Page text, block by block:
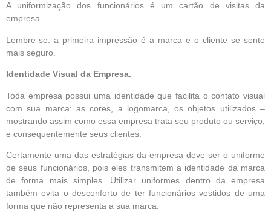
A uniformização dos funcionários é um cartão de visitas da
empresa.
Lembre-se: a primeira impressão é a marca e o cliente se sente
mais seguro.
Identidade Visual da Empresa.
Toda empresa possui uma identidade que facilita o contato visual
com sua marca: as cores, a logomarca, os objetos utilizados –
mostrando assim como essa empresa trata seu produto ou serviço,
e consequentemente seus clientes.
Certamente uma das estratégias da empresa deve ser o uniforme
de seus funcionários, pois eles transmitem a identidade da marca
de forma mais simples. Utilizar uniformes dentro da empresa
também evita o desconforto de ter funcionários vestidos de uma
forma que não representa a sua marca.